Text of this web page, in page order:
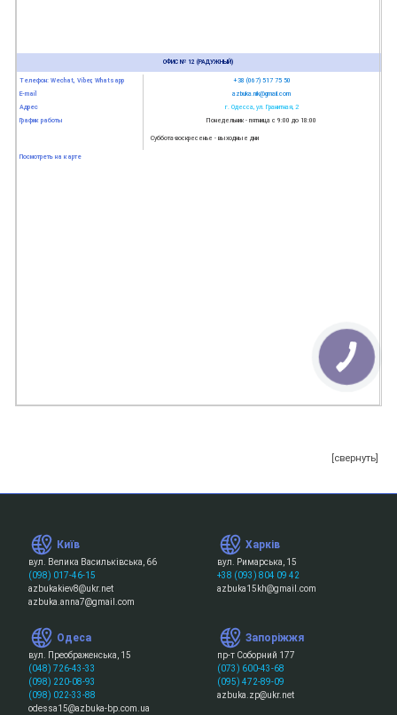
ОФИС № 12 (РАДУЖНЫЙ)
Телефон: Wechat, Viber, Whatsapp
+38 (067) 517 75 50
E-mail
azbuka.nik@gmail.com
Адрес
г. Одесса, ул. Гранитная, 2
График работы
Понедельник - пятница с 9:00 до 18:00
Суббота-воскресенье - выходные дни
Посмотреть на карте
[свернуть]
Київ
вул. Велика Васильківська, 66
(098) 017-46-15
azbukakiev8@ukr.net
azbuka.anna7@gmail.com
Харків
вул. Римарська, 15
+38 (093) 804 09 42
azbuka15kh@gmail.com
Одеса
вул. Преображенська, 15
(048) 726-43-33
(098) 220-08-93
(098) 022-33-88
odessa15@azbuka-bp.com.ua
Запоріжжя
пр-т Соборний 177
(073) 600-43-68
(095) 472-89-09
azbuka.zp@ukr.net